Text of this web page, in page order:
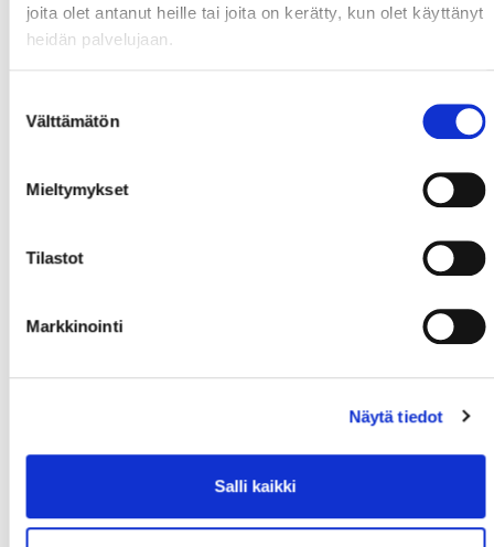
joita olet antanut heille tai joita on kerätty, kun olet käyttänyt
heidän palvelujaan.
valinta
Välttämätön
Mieltymykset
Tilastot
Markkinointi
Näytä tiedot
Salli kaikki
#19 Lasch, Ryan